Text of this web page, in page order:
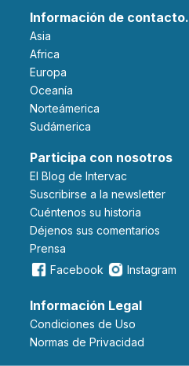
Información de contacto.
Asia
Africa
Europa
Oceanía
Norteámerica
Sudámerica
Participa con nosotros
El Blog de Intervac
Suscribirse a la newsletter
Cuéntenos su historia
Déjenos sus comentarios
Prensa
Facebook
Instagram
Información Legal
Condiciones de Uso
Normas de Privacidad